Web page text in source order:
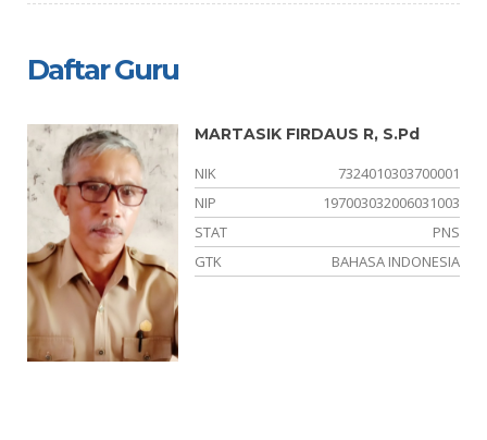
Daftar Guru
MARTASIK FIRDAUS R, S.Pd
NIK
7324010303700001
NIP
197003032006031003
STAT
PNS
GTK
BAHASA INDONESIA